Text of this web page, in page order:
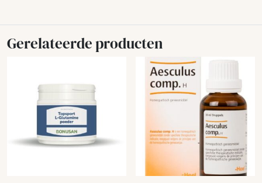
Gerelateerde producten